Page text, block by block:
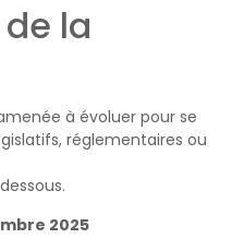
la
à évoluer pour se
réglementaires ou
2025